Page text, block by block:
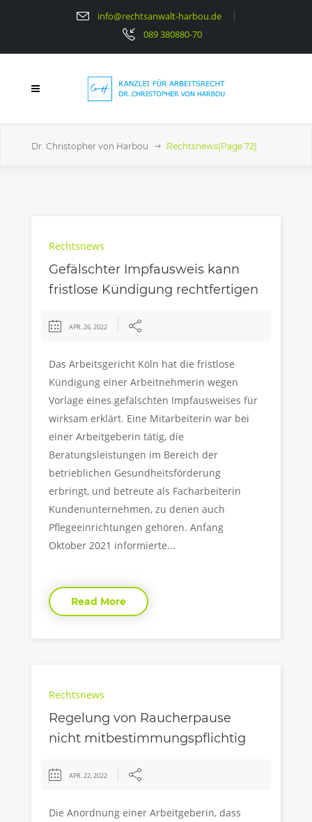
info@rechtsanwalt-harbou.de
089 380880-70
Dr. Christopher von Harbou Rechtsnews(Page 72)
Rechtsnews
Gefälschter Impfausweis kann
fristlose Kündigung rechtfertigen
APR. 26, 2022
Das Arbeitsgericht Köln hat die fristlose
Kündigung einer Arbeitnehmerin wegen
Vorlage eines gefälschten Impfausweises für
wirksam erklärt. Eine Mitarbeiterin war bei
einer Arbeitgeberin tätig, die
Beratungsleistungen im Bereich der
betrieblichen Gesundheitsförderung
erbringt, und betreute als Facharbeiterin
Kundenunternehmen, zu denen auch
Pflegeeinrichtungen gehören. Anfang
Oktober 2021 informierte...
Read More
Rechtsnews
Regelung von Raucherpause
nicht mitbestimmungspflichtig
APR. 22, 2022
Die Anordnung einer Arbeitgeberin, dass